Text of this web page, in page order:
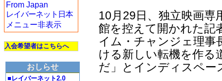
From Japan
レイバーネット日本
メニュー非表示
入会希望者はこちらへ
おしらせ
■レイバーネット2.0
10月29日、独立映画
館を控えて開かれた記
イム・チャンジェ理事
ける新しい転機を作る
だ」とインディスペー